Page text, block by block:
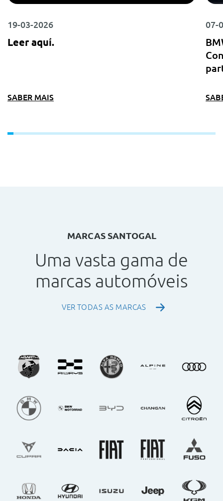
19-03-2026
Leer aquí.
SABER MAIS
07-
MARCAS SANTOGAL
Uma vasta gama de
marcas automóveis
VER TODAS AS MARCAS